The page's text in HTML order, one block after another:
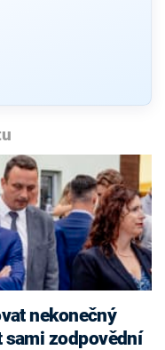
sami zodpovědní